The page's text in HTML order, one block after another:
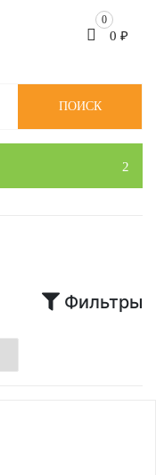
0
0 ₽
ПОИСК
Фильтры